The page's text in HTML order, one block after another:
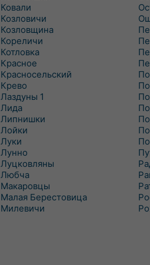
Ковали
Козловичи
Козловщина
Кореличи
Котловка
Красное
Красносельский
Крево
Лаздуны 1
Лида
Липнишки
Лойки
Луки
Лунно
Луцковляны
Любча
Макаровцы
Малая Берестовица
Милевичи